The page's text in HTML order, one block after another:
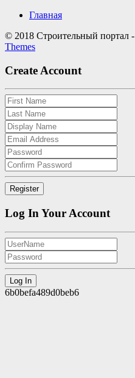
Главная
© 2018 Строительный портал -
Themes
Create Account
Log In Your Account
6b0befa489d0beb6